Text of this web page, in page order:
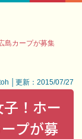
島カープが募集
│更新：2015/07/27
！ホー
プが募